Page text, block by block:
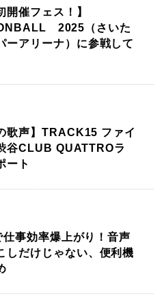
開催フェス！】
2025（さいた
ーアリーナ）に参戦して
歌声】TRACK15 ファイ
谷CLUB QUATTROラ
ート
事効率爆上がり！音声
しだけじゃない、便利機